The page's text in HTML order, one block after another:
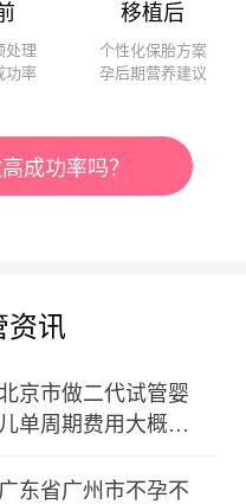
处理
功率
移植后
个性化保胎方案
孕后期营养建议
成功率吗？
资讯
京市做二代试管婴
儿单周期费用大概多
广东省广州市不孕不